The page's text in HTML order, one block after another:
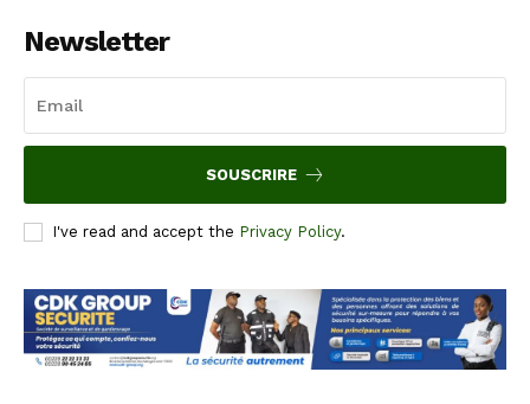
Newsletter
SOUSCRIRE
I've read and accept the Privacy Policy.